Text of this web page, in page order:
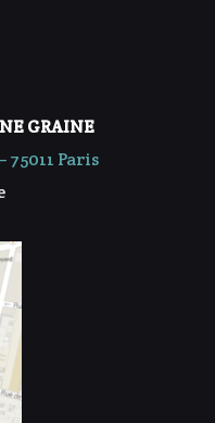
GRAINE
75011 Paris